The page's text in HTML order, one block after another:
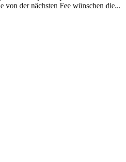
von der nächsten Fee wünschen die...